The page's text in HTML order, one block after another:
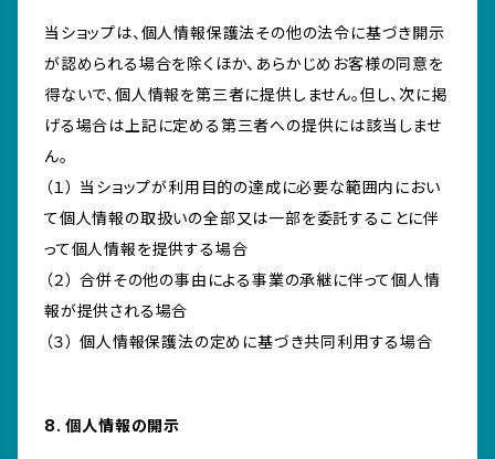
当ショップは、個人情報保護法その他の法令に基づき開示
が認められる場合を除くほか、あらかじめお客様の同意を
得ないで、個人情報を第三者に提供しません。但し、次に掲
げる場合は上記に定める第三者への提供には該当しませ
ん。
（１） 当ショップが利用目的の達成に必要な範囲内におい
て個人情報の取扱いの全部又は一部を委託することに伴
って個人情報を提供する場合
（２） 合併その他の事由による事業の承継に伴って個人情
報が提供される場合
（３） 個人情報保護法の定めに基づき共同利用する場合
8. 個人情報の開示